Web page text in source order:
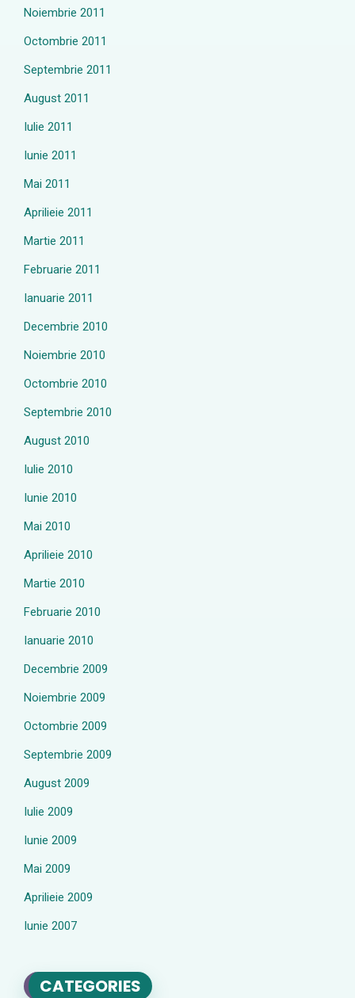
Noiembrie 2011
Octombrie 2011
Septembrie 2011
August 2011
Iulie 2011
Iunie 2011
Mai 2011
Aprilieie 2011
Martie 2011
Februarie 2011
Ianuarie 2011
Decembrie 2010
Noiembrie 2010
Octombrie 2010
Septembrie 2010
August 2010
Iulie 2010
Iunie 2010
Mai 2010
Aprilieie 2010
Martie 2010
Februarie 2010
Ianuarie 2010
Decembrie 2009
Noiembrie 2009
Octombrie 2009
Septembrie 2009
August 2009
Iulie 2009
Iunie 2009
Mai 2009
Aprilieie 2009
Iunie 2007
CATEGORIES